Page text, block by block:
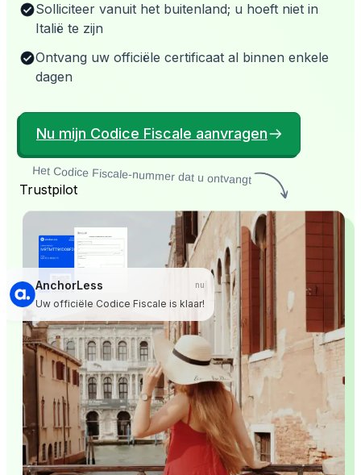
Solliciteer vanuit het buitenland; u hoeft niet in
Italië te zijn
Ontvang uw officiële certificaat al binnen enkele
dagen
Nu mijn Codice Fiscale aanvragen
Trustpilot
AnchorLess nu
Uw officiële Codice Fiscale is klaar!
Het Codice Fiscale-nummer dat u ontvangt